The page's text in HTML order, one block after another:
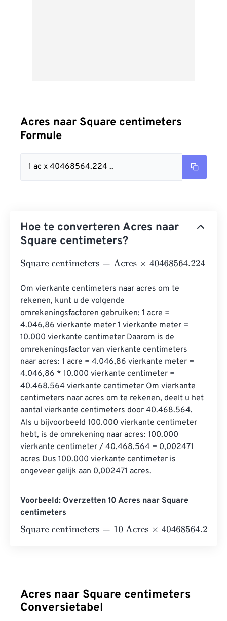
Acres naar Square centimeters
Formule
1 ac x 40468564.224 ..
Hoe te converteren Acres naar
Square centimeters?
Square centimeters=Acres×40468564.224
Om vierkante centimeters naar acres om te
rekenen, kunt u de volgende
omrekeningsfactoren gebruiken: 1 acre =
4.046,86 vierkante meter 1 vierkante meter =
10.000 vierkante centimeter Daarom is de
omrekeningsfactor van vierkante centimeters
naar acres: 1 acre = 4.046,86 vierkante meter =
4.046,86 * 10.000 vierkante centimeter =
40.468.564 vierkante centimeter Om vierkante
centimeters naar acres om te rekenen, deelt u het
aantal vierkante centimeters door 40.468.564.
Als u bijvoorbeeld 100.000 vierkante centimeter
hebt, is de omrekening naar acres: 100.000
vierkante centimeter / 40.468.564 = 0,002471
acres Dus 100.000 vierkante centimeter is
ongeveer gelijk aan 0,002471 acres.
Voorbeeld: Overzetten 10 Acres naar Square
centimeters
Square centimeters=10 Acres×40468564.224=
Acres naar Square centimeters
Conversietabel